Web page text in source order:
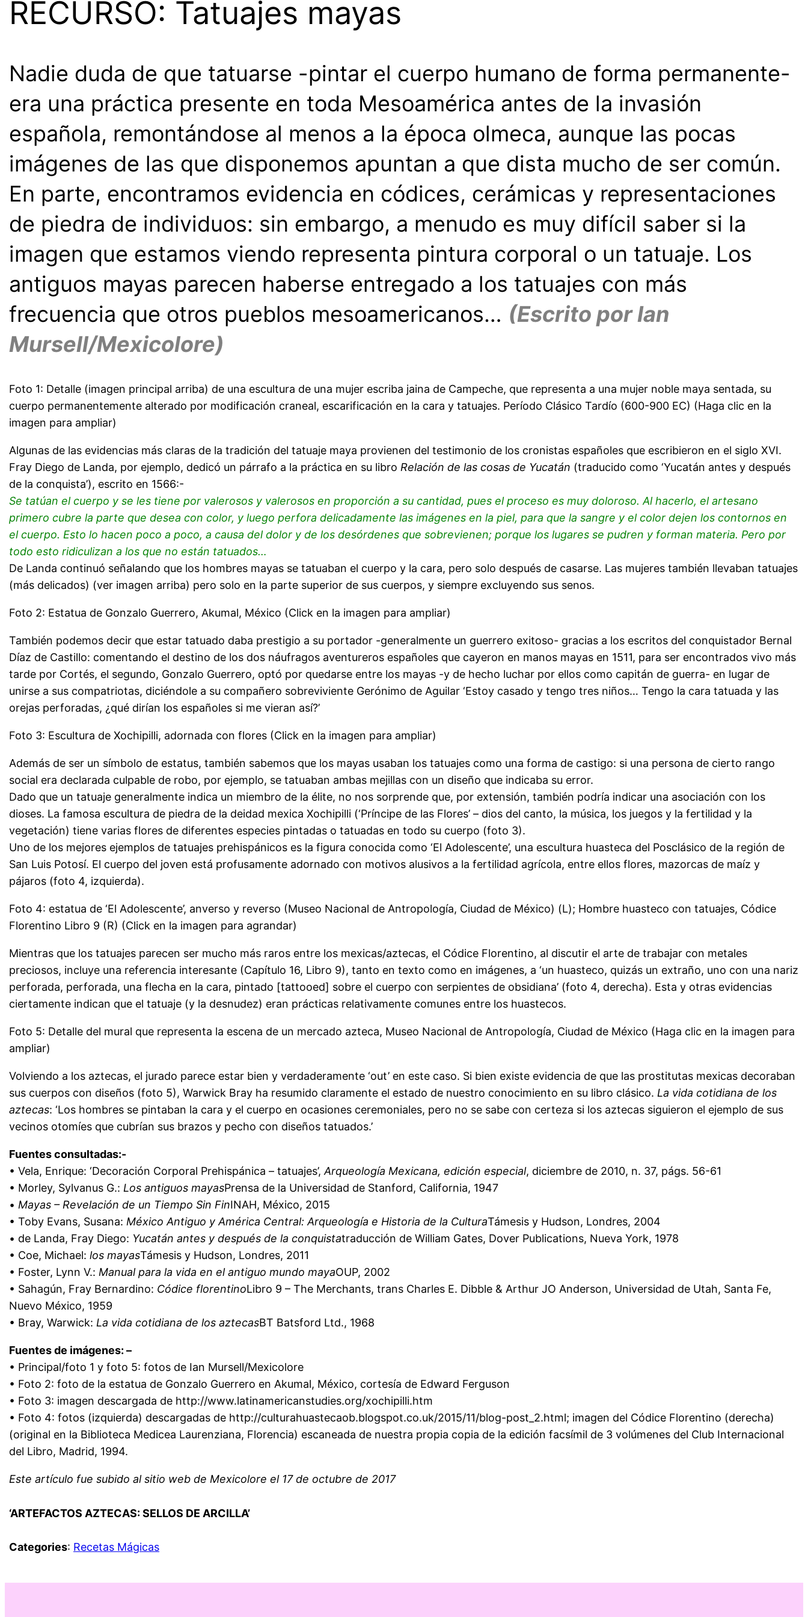
RECURSO: Tatuajes mayas
Nadie duda de que tatuarse -pintar el cuerpo humano de forma permanente-
era una práctica presente en toda Mesoamérica antes de la invasión
española, remontándose al menos a la época olmeca, aunque las pocas
imágenes de las que disponemos apuntan a que dista mucho de ser común.
En parte, encontramos evidencia en códices, cerámicas y representaciones
de piedra de individuos: sin embargo, a menudo es muy difícil saber si la
imagen que estamos viendo representa pintura corporal o un tatuaje. Los
antiguos mayas parecen haberse entregado a los tatuajes con más
frecuencia que otros pueblos mesoamericanos… (Escrito por Ian
Mursell/Mexicolore)
Foto 1: Detalle (imagen principal arriba) de una escultura de una mujer escriba jaina de Campeche, que representa a una mujer noble maya sentada, su
cuerpo permanentemente alterado por modificación craneal, escarificación en la cara y tatuajes. Período Clásico Tardío (600-900 EC) (Haga clic en la
imagen para ampliar)
Algunas de las evidencias más claras de la tradición del tatuaje maya provienen del testimonio de los cronistas españoles que escribieron en el siglo XVI.
Fray Diego de Landa, por ejemplo, dedicó un párrafo a la práctica en su libro Relación de las cosas de Yucatán (traducido como ‘Yucatán antes y después
de la conquista’), escrito en 1566:-
Se tatúan el cuerpo y se les tiene por valerosos y valerosos en proporción a su cantidad, pues el proceso es muy doloroso. Al hacerlo, el artesano
primero cubre la parte que desea con color, y luego perfora delicadamente las imágenes en la piel, para que la sangre y el color dejen los contornos en
el cuerpo. Esto lo hacen poco a poco, a causa del dolor y de los desórdenes que sobrevienen; porque los lugares se pudren y forman materia. Pero por
todo esto ridiculizan a los que no están tatuados…
De Landa continuó señalando que los hombres mayas se tatuaban el cuerpo y la cara, pero solo después de casarse. Las mujeres también llevaban tatuajes
(más delicados) (ver imagen arriba) pero solo en la parte superior de sus cuerpos, y siempre excluyendo sus senos.
Foto 2: Estatua de Gonzalo Guerrero, Akumal, México (Click en la imagen para ampliar)
También podemos decir que estar tatuado daba prestigio a su portador -generalmente un guerrero exitoso- gracias a los escritos del conquistador Bernal
Díaz de Castillo: comentando el destino de los dos náufragos aventureros españoles que cayeron en manos mayas en 1511, para ser encontrados vivo más
tarde por Cortés, el segundo, Gonzalo Guerrero, optó por quedarse entre los mayas -y de hecho luchar por ellos como capitán de guerra- en lugar de
unirse a sus compatriotas, diciéndole a su compañero sobreviviente Gerónimo de Aguilar ‘Estoy casado y tengo tres niños… Tengo la cara tatuada y las
orejas perforadas, ¿qué dirían los españoles si me vieran así?’
Foto 3: Escultura de Xochipilli, adornada con flores (Click en la imagen para ampliar)
Además de ser un símbolo de estatus, también sabemos que los mayas usaban los tatuajes como una forma de castigo: si una persona de cierto rango
social era declarada culpable de robo, por ejemplo, se tatuaban ambas mejillas con un diseño que indicaba su error.
Dado que un tatuaje generalmente indica un miembro de la élite, no nos sorprende que, por extensión, también podría indicar una asociación con los
dioses. La famosa escultura de piedra de la deidad mexica Xochipilli (‘Príncipe de las Flores’ – dios del canto, la música, los juegos y la fertilidad y la
vegetación) tiene varias flores de diferentes especies pintadas o tatuadas en todo su cuerpo (foto 3).
Uno de los mejores ejemplos de tatuajes prehispánicos es la figura conocida como ‘El Adolescente’, una escultura huasteca del Posclásico de la región de
San Luis Potosí. El cuerpo del joven está profusamente adornado con motivos alusivos a la fertilidad agrícola, entre ellos flores, mazorcas de maíz y
pájaros (foto 4, izquierda).
Foto 4: estatua de ‘El Adolescente’, anverso y reverso (Museo Nacional de Antropología, Ciudad de México) (L); Hombre huasteco con tatuajes, Códice
Florentino Libro 9 (R) (Click en la imagen para agrandar)
Mientras que los tatuajes parecen ser mucho más raros entre los mexicas/aztecas, el Códice Florentino, al discutir el arte de trabajar con metales
preciosos, incluye una referencia interesante (Capítulo 16, Libro 9), tanto en texto como en imágenes, a ‘un huasteco, quizás un extraño, uno con una nariz
perforada, perforada, una flecha en la cara, pintado [tattooed] sobre el cuerpo con serpientes de obsidiana’ (foto 4, derecha). Esta y otras evidencias
ciertamente indican que el tatuaje (y la desnudez) eran prácticas relativamente comunes entre los huastecos.
Foto 5: Detalle del mural que representa la escena de un mercado azteca, Museo Nacional de Antropología, Ciudad de México (Haga clic en la imagen para
ampliar)
Volviendo a los aztecas, el jurado parece estar bien y verdaderamente ‘out’ en este caso. Si bien existe evidencia de que las prostitutas mexicas decoraban
sus cuerpos con diseños (foto 5), Warwick Bray ha resumido claramente el estado de nuestro conocimiento en su libro clásico. La vida cotidiana de los
aztecas: ‘Los hombres se pintaban la cara y el cuerpo en ocasiones ceremoniales, pero no se sabe con certeza si los aztecas siguieron el ejemplo de sus
vecinos otomíes que cubrían sus brazos y pecho con diseños tatuados.’
Fuentes consultadas:-
• Vela, Enrique: ‘Decoración Corporal Prehispánica – tatuajes’,Arqueología Mexicana, edición especial, diciembre de 2010, n. 37, págs. 56-61
• Morley, Sylvanus G.: Los antiguos mayasPrensa de la Universidad de Stanford, California, 1947
• Mayas – Revelación de un Tiempo Sin FinINAH, México, 2015
• Toby Evans, Susana: México Antiguo y América Central: Arqueología e Historia de la CulturaTámesis y Hudson, Londres, 2004
• de Landa, Fray Diego: Yucatán antes y después de la conquistatraducción de William Gates, Dover Publications, Nueva York, 1978
• Coe, Michael:los mayasTámesis y Hudson, Londres, 2011
• Foster, Lynn V.: Manual para la vida en el antiguo mundo mayaOUP, 2002
• Sahagún, Fray Bernardino: Códice florentinoLibro 9 – The Merchants, trans Charles E. Dibble & Arthur JO Anderson, Universidad de Utah, Santa Fe,
Nuevo México, 1959
• Bray, Warwick: La vida cotidiana de los aztecasBT Batsford Ltd., 1968
Fuentes de imágenes: –
• Principal/foto 1 y foto 5: fotos de Ian Mursell/Mexicolore
• Foto 2: foto de la estatua de Gonzalo Guerrero en Akumal, México, cortesía de Edward Ferguson
• Foto 3: imagen descargada de http://www.latinamericanstudies.org/xochipilli.htm
• Foto 4: fotos (izquierda) descargadas de http://culturahuastecaob.blogspot.co.uk/2015/11/blog-post_2.html; imagen del Códice Florentino (derecha)
(original en la Biblioteca Medicea Laurenziana, Florencia) escaneada de nuestra propia copia de la edición facsímil de 3 volúmenes del Club Internacional
del Libro, Madrid, 1994.
Este artículo fue subido al sitio web de Mexicolore el 17 de octubre de 2017
‘ARTEFACTOS AZTECAS: SELLOS DE ARCILLA’
Categories: Recetas Mágicas